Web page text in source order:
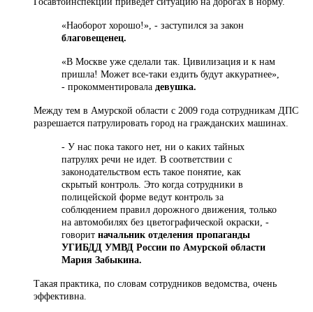
«Наоборот хорошо!», - заступился за закон
благовещенец.
«В Москве уже сделали так. Цивилизация и к нам
пришла! Может все-таки ездить будут аккуратнее»,
- прокомментировала девушка.
Между тем в Амурской области с 2009 года сотрудникам ДПС
разрешается патрулировать город на гражданских машинах.
- У нас пока такого нет, ни о каких тайных
патрулях речи не идет. В соответствии с
законодательством есть такое понятие, как
скрытый контроль. Это когда сотрудники в
полицейской форме ведут контроль за
соблюдением правил дорожного движения, только
на автомобилях без цветографической окраски, -
говорит начальник отделения пропаганды
УГИБДД УМВД России по Амурской области
Мария Забыкина.
Такая практика, по словам сотрудников ведомства, очень
эффективна.